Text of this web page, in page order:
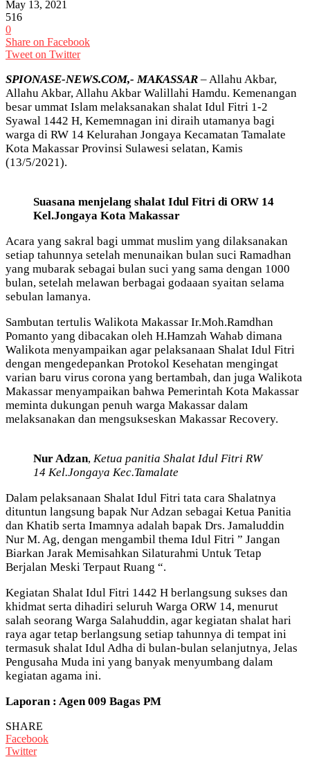
May 13, 2021
516
0
Share on Facebook
Tweet on Twitter
SPIONASE-NEWS.COM,- MAKASSAR – Allahu Akbar,
Allahu Akbar, Allahu Akbar Walillahi Hamdu. Kemenangan
besar ummat Islam melaksanakan shalat Idul Fitri 1-2
Syawal 1442 H, Kememnagan ini diraih utamanya bagi
warga di RW 14 Kelurahan Jongaya Kecamatan Tamalate
Kota Makassar Provinsi Sulawesi selatan, Kamis
(13/5/2021).
Suasana menjelang shalat Idul Fitri di ORW 14
Kel.Jongaya Kota Makassar
Acara yang sakral bagi ummat muslim yang dilaksanakan
setiap tahunnya setelah menunaikan bulan suci Ramadhan
yang mubarak sebagai bulan suci yang sama dengan 1000
bulan, setelah melawan berbagai godaaan syaitan selama
sebulan lamanya.
Sambutan tertulis Walikota Makassar Ir.Moh.Ramdhan
Pomanto yang dibacakan oleh H.Hamzah Wahab dimana
Walikota menyampaikan agar pelaksanaan Shalat Idul Fitri
dengan mengedepankan Protokol Kesehatan mengingat
varian baru virus corona yang bertambah, dan juga Walikota
Makassar menyampaikan bahwa Pemerintah Kota Makassar
meminta dukungan penuh warga Makassar dalam
melaksanakan dan mengsukseskan Makassar Recovery.
Nur Adzan, Ketua panitia Shalat Idul Fitri RW
14 Kel.Jongaya Kec.Tamalate
Dalam pelaksanaan Shalat Idul Fitri tata cara Shalatnya
dituntun langsung bapak Nur Adzan sebagai Ketua Panitia
dan Khatib serta Imamnya adalah bapak Drs. Jamaluddin
Nur M. Ag, dengan mengambil thema Idul Fitri ” Jangan
Biarkan Jarak Memisahkan Silaturahmi Untuk Tetap
Berjalan Meski Terpaut Ruang “.
Kegiatan Shalat Idul Fitri 1442 H berlangsung sukses dan
khidmat serta dihadiri seluruh Warga ORW 14, menurut
salah seorang Warga Salahuddin, agar kegiatan shalat hari
raya agar tetap berlangsung setiap tahunnya di tempat ini
termasuk shalat Idul Adha di bulan-bulan selanjutnya, Jelas
Pengusaha Muda ini yang banyak menyumbang dalam
kegiatan agama ini.
Laporan : Agen 009 Bagas PM
SHARE
Facebook
Twitter